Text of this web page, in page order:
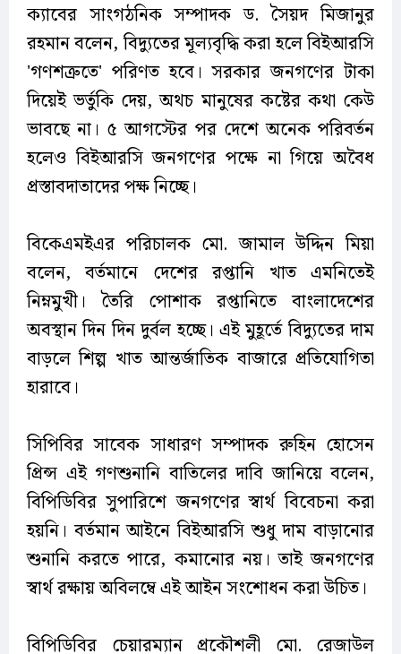
ক্যাবের সাংগঠনিক সম্পাদক ড. সৈয়দ মিজানুর
রহমান বলেন, বিদ্যুতের মূল্যবৃদ্ধি করা হলে বিইআরসি
'গণশত্রুতে' পরিণত হবে। সরকার জনগণের টাকা
দিয়েই ভর্তুকি দেয়, অথচ মানুষের কষ্টের কথা কেউ
ভাবছে না। ৫ আগস্টের পর দেশে অনেক পরিবর্তন
হলেও বিইআরসি জনগণের পক্ষে না গিয়ে অবৈধ
প্রস্তাবদাতাদের পক্ষ নিচ্ছে।
বিকেএমইএর পরিচালক মো. জামাল উদ্দিন মিয়া
বলেন, বর্তমানে দেশের রপ্তানি খাত এমনিতেই
নিম্নমুখী। তৈরি পোশাক রপ্তানিতে বাংলাদেশের
অবস্থান দিন দিন দুর্বল হচ্ছে। এই মুহূর্তে বিদ্যুতের দাম
বাড়লে শিল্প খাত আন্তর্জাতিক বাজারে প্রতিযোগিতা
হারাবে।
সিপিবির সাবেক সাধারণ সম্পাদক রুহিন হোসেন
প্রিন্স এই গণশুনানি বাতিলের দাবি জানিয়ে বলেন,
বিপিডিবির সুপারিশে জনগণের স্বার্থ বিবেচনা করা
হয়নি। বর্তমান আইনে বিইআরসি শুধু দাম বাড়ানোর
শুনানি করতে পারে, কমানোর নয়। তাই জনগণের
স্বার্থ রক্ষায় অবিলম্বে এই আইন সংশোধন করা উচিত।
বিপিডিবির চেয়ারম্যান প্রকৌশলী মো. রেজাউল